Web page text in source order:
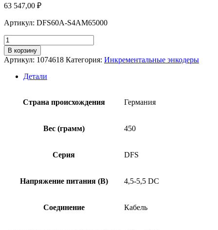
63 547,00 ₽
Артикул: DFS60A-S4AM65000
Количество
товара
Энкодер
SICK
DFS60A-
S4AM65000
В корзину
Артикул: 1074618 Категория: Инкрементальные энкодеры
Детали
Страна происхождения Германия
Вес (грамм) 450
Серия DFS
Напряжение питания (В) 4,5-5,5 DC
Соединение Кабель